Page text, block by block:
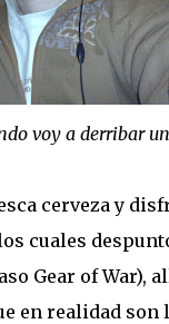
voy a derribar
cerveza y
cuales
Gear of War),
en realidad